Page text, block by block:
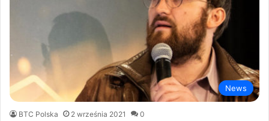
News
BTC Polska 2 września 2021 0